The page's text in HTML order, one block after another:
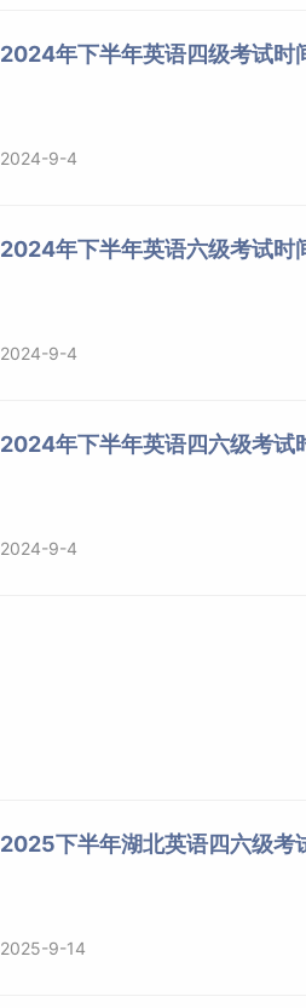
2024年下半年英语四级考试时
2024-9-4
2024年下半年英语六级考试时
2024-9-4
2024年下半年英语四六级考试
2024-9-4
2025下半年湖北英语四六级考
2025-9-14